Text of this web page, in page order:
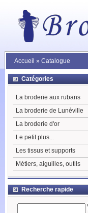
Accueil » Catalogue
Catégories
La broderie aux rubans
La broderie de Lunéville
La broderie d'or
Le petit plus...
Les tissus et supports
Métiers, aiguilles, outils
Recherche rapide